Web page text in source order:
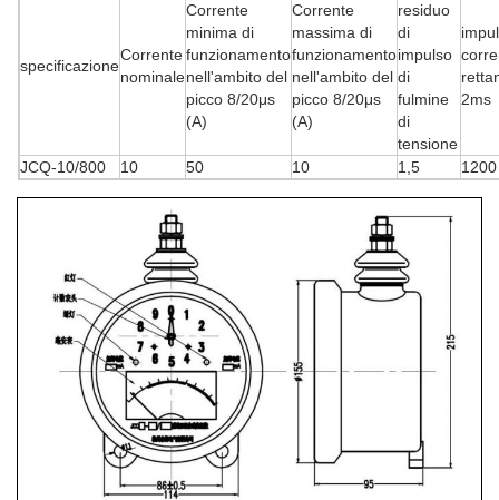
specificazione
Corrente
nominale
Corrente
minima di
funzionamento
nell'ambito del
picco 8/20μs
(A)
Corrente
massima di
funzionamento
nell'ambito del
picco 8/20μs
(A)
residuo
di
impulso
di
fulmine
di
tensione
2ms
JCQ-10/800 10 50 10 1,5 1200